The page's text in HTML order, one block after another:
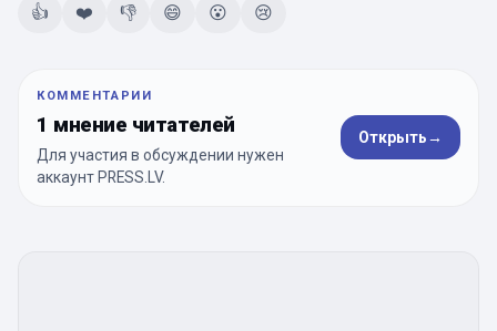
👍 ❤️ 👎 😄 😮 😢
КОММЕНТАРИИ
1 мнение читателей
Для участия в обсуждении нужен
аккаунт PRESS.LV.
Открыть→